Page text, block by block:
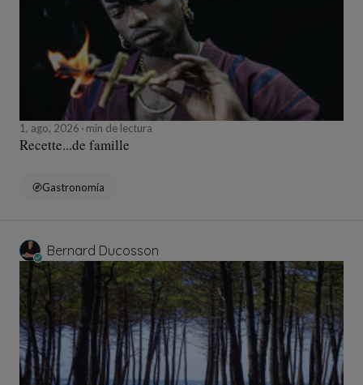
1, ago, 2026 min de lectura
Recette...de famille
Gastronomía
Bernard Ducosson